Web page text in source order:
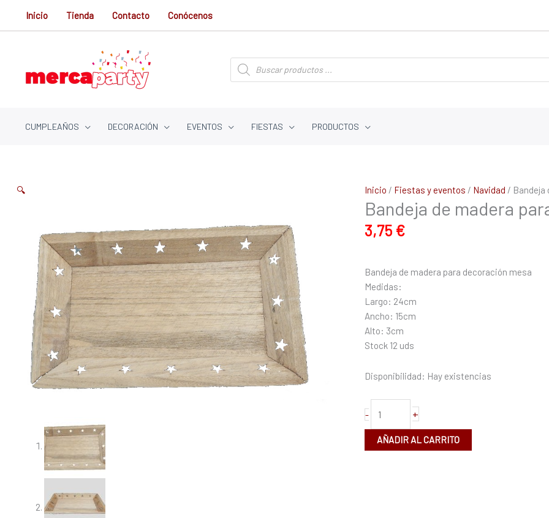
Inicio Tienda Contacto Conócenos
Búsqueda
de
productos
CUMPLEAÑOS DECORACIÓN EVENTOS FIESTAS PRODUCTOS
🔍 Inicio / Fiestas y eventos / Navidad / Bandeja
Bandeja de madera
3,75 €
Bandeja de madera para decoración mesa
Medidas:
Largo: 24cm
Ancho: 15cm
Alto: 3cm
Stock 12 uds
Disponibilidad: Hay existencias
-
Bandeja
de
madera
para
cantidad
+
AÑADIR AL CARRITO